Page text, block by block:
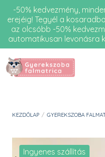
-50% kedvezmény,
erejéig! Tegyél a
az olcsóbb -50%
automatikusan levonásra
KEZDŐLAP / GYEREKSZOBA
Ingyenes szállítás